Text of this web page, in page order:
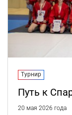
Турнир
Путь к
20 мая 2026 года